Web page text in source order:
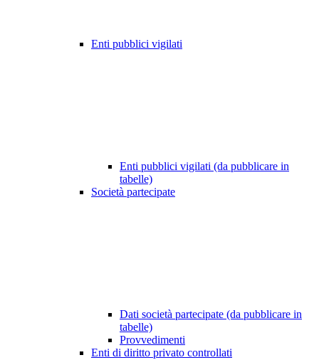
Enti pubblici vigilati
Enti pubblici vigilati (da pubblicare in
tabelle)
Società partecipate
Dati società partecipate (da pubblicare in
tabelle)
Provvedimenti
Enti di diritto privato controllati